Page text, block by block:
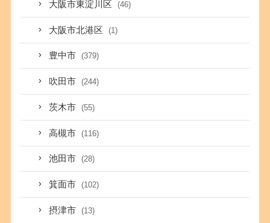
大阪市東淀川区 (46)
大阪市北港区 (1)
豊中市 (379)
吹田市 (244)
茨木市 (55)
高槻市 (116)
池田市 (28)
箕面市 (102)
摂津市 (13)